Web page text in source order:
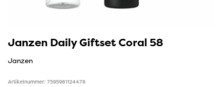
Janzen Daily Giftset Coral 58
Janzen
Artikelnummer: 7595981124478